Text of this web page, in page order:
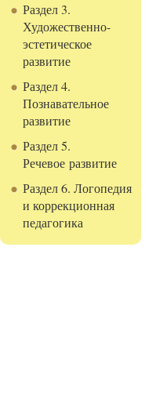
Раздел 3.
Художественно-
эстетическое
развитие
Раздел 4.
Познавательное
развитие
Раздел 5.
Речевое развитие
Раздел 6. Логопедия
и коррекционная
педагогика